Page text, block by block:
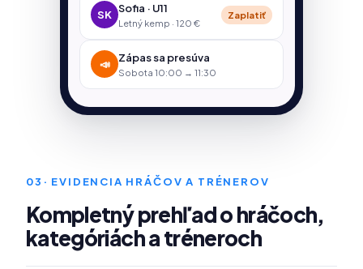
SK
Sofia · U11
Letný kemp · 120 €
Zaplatiť
📣
Zápas sa presúva
Sobota 10:00 → 11:30
03 · EVIDENCIA HRÁČOV A TRÉNEROV
Kompletný prehľad o hráčoch,
kategóriách a tréneroch